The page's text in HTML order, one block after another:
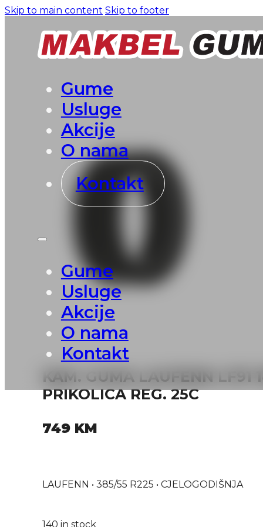
Skip to main content Skip to footer
Gume
Usluge
Akcije
O nama
Kontakt
Gume
Usluge
Akcije
O nama
Kontakt
KAM. GUMA LAUFENN LF91
PRIKOLICA REG. 25C
749 KM
LAUFENN • 385/55 R225 • CJELOGODIŠNJA
140 in stock